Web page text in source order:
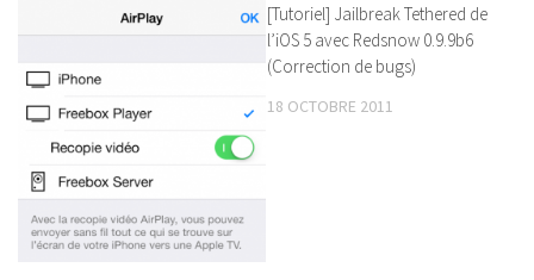
[Tutoriel] Jailbreak Tethered de
l’iOS 5 avec Redsnow 0.9.9b6
(Correction de bugs)
18 OCTOBRE 2011